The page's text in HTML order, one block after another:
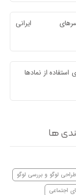
از نمادها
ها
لوگو و بررسی لوگو
اجتماعی